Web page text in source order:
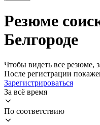
Резюме
Белгороде
Чтобы видеть все резюме,
После регистрации
Зарегистрироваться
За всё время
По соответствию